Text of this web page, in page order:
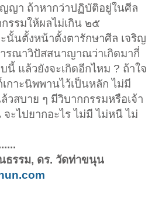
ญา ถ้าหากว่าปฏิบัติอยู่ในศีล
รรมให้ผลไม่เกิน ๒๕
ะนั้นตั้งหน้าตั้งตารักษาศีล เจริญ
รณาวิปัสสนาญาณว่าเกิดมากี่
แล้วยังจะเกิดอีกไหม ? ถ้าใจ
กาะนิพพานไว้เป็นหลัก ไม่มี
วสบาย ๆ มีวิบากกรรมหรือเจ้า
ะไปยากอะไร ไม่มี ไม่หนี ไม่
ธรรม, ดร. วัดท่าขนุน